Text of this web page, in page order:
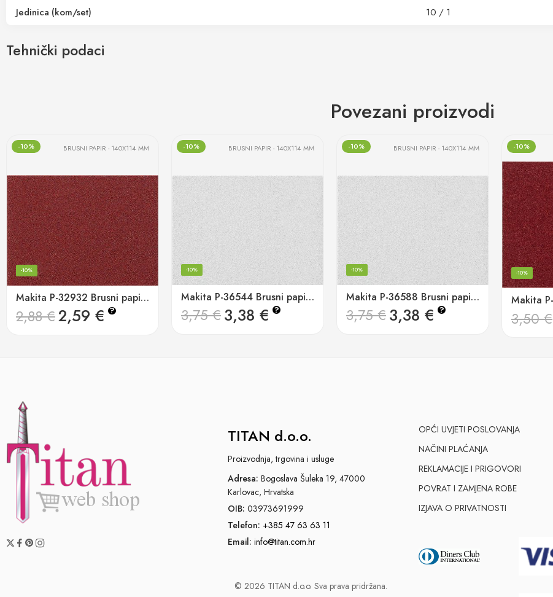
Tehnički podaci
Jedinica (kom/set)
10 / 1
Povezani proizvodi
-10% BRUSNI PAPIR - 140X114 MM
Makita P-32932 Brusni papir 114x140mm K150 (pk/10kom)
-10%
2,88€2,59 € ?
-10% BRUSNI PAPIR - 140X114 MM
Makita P-36544 Brusni papir 114x140mm K100 (pk/10kom)
-10%
3,75€3,38 € ?
-10% BRUSNI PAPIR - 140X114 MM
Makita P-36588 Brusni papir 114x140mm K240 (pk/10kom)
-10%
3,75€3,38 € ?
-10%
-10%
3,50€
TITAN d.o.o.
Proizvodnja, trgovina i usluge
Adresa: Bogoslava Šuleka 19, 47000
Karlovac, Hrvatska
OIB: 03973691999
Telefon: +385 47 63 63 11
Email: info@titan.com.hr
© 2026 TITAN d.o.o. Sva prava pridržana.
OPĆI UVJETI POSLOVANJA
NAČINI PLAĆANJA
REKLAMACIJE I PRIGOVORI
POVRAT I ZAMJENA ROBE
IZJAVA O PRIVATNOSTI